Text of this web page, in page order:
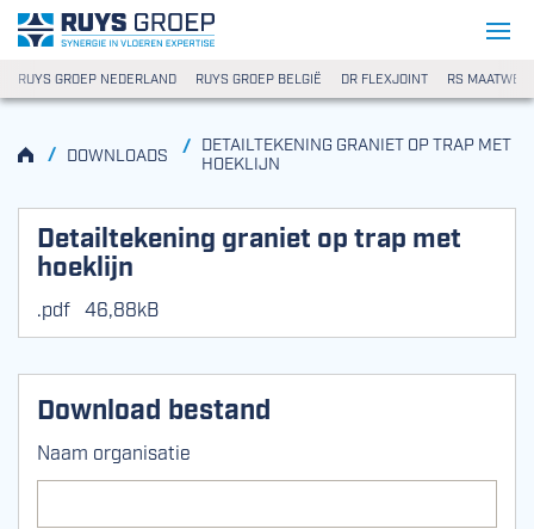
Ga naar content
Ruys Groep
RUYS GROEP NEDERLAND RUYS GROEP BELGIË DR FLEXJOINT RS
HOMEDOWNLOADS
/
DETAILTEKENING GRANIET OP TRAP MET
HOEKLIJN
/
Detailtekening graniet op trap met
hoeklijn
.pdf 46,88kB
Download bestand
Naam organisatie